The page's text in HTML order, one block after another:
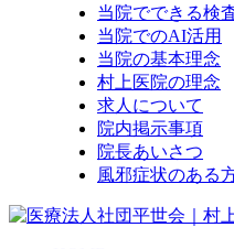
当院でできる検
当院でのAI活用
当院の基本理念
村上医院の理念
求人について
院内掲示事項
院長あいさつ
風邪症状のある